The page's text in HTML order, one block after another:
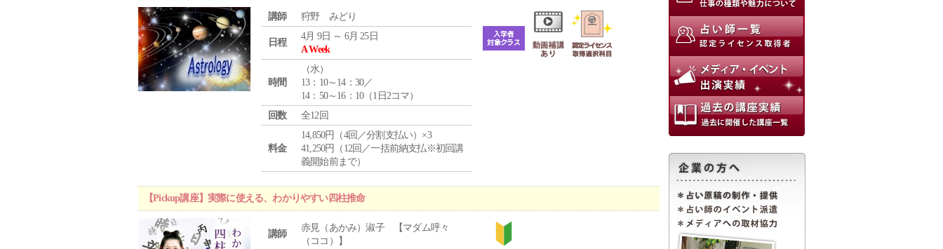
講師 狩野 みどり
日程
4月 9日 ～ 6月 25日
A Week
時間
（水）
13：10～14：30／
14：50～16：10（1日2コマ）
回数
全12回
料金
14,850円（4回／分割支払い）×3
41,250円（12回／一括前納支払※初回講
義開始前まで）
【Pickup講座】実際に使える、わかりやすい四柱推命
講師
赤見（あかみ）淑子 【マダム呼々
（ココ）】